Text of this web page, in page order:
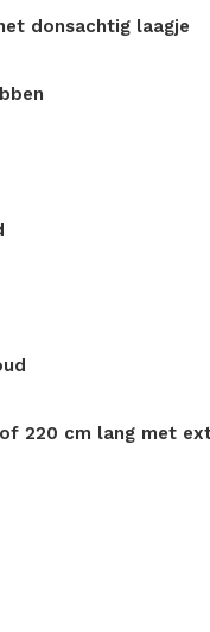
donsachtig laagje
220 cm lang met